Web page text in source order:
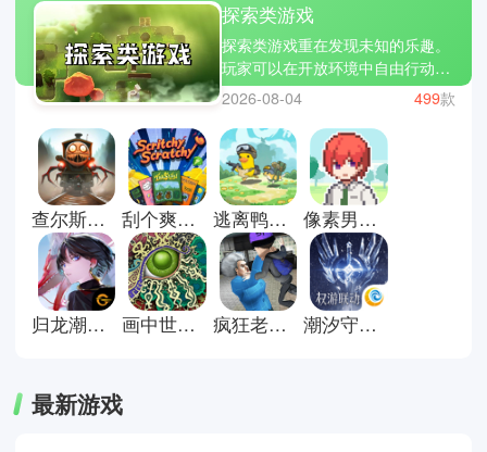
探索类游戏
探索类游戏重在发现未知的乐趣。
玩家可以在开放环境中自由行动，
寻找隐藏线索与故事碎片。没有过
多限制，更多是引导与提示，让人
逐步拼凑世界全貌。过程中既有安
静的观察，也有偶然的惊喜。适合
喜欢慢节奏与沉浸体验的人细细体
会。这里有些探索类游戏推荐；闪
耀小镇派对，石器时代生存和光合
战队。
2026-08-04 499款
查尔斯小火车游戏手机版 刮个爽游戏正式版 逃离鸭科夫正版 像素男友中文版
归龙潮官方正版 画中世界手机版 疯狂老奶奶中文版 潮汐守望者手游
最新游戏